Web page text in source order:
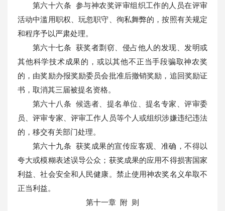
第六十六条 参与神农奖评审组织工作的人员在评审
活动中滥用职权、玩忽职守、徇私舞弊的，按照有关规定
和程序予以严肃处理。
第六十七条 获奖者剽窃、侵占他人的发现、发明或
其他科学技术成果的，或以其他不正当手段骗取神农奖
的，由奖励办报奖励委员会批准后撤销奖励，追回奖励证
书，取消其三届被提名资格。
第六十八条 候选者、提名单位、提名专家、评审委
员、评审专家、评审工作人员等个人或组织涉嫌违纪违法
的，移交有关部门处理。
第六十九条 获奖成果的宣传应客观、准确，不得以
夸大或模糊表述误导公众；获奖成果的应用不得损害国家
利益、社会安全和人民健康。禁止使用神农奖名义牟取不
正当利益。
第十一章 附 则